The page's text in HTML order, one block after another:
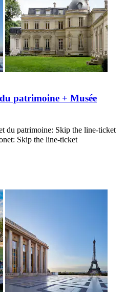
patrimoine + Musée
du patrimoine: Skip the line-ticket
Skip the line-ticket